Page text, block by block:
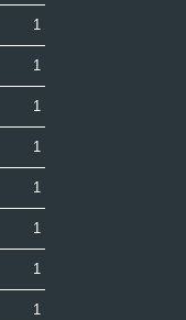
1
1
1
1
1
1
1
1